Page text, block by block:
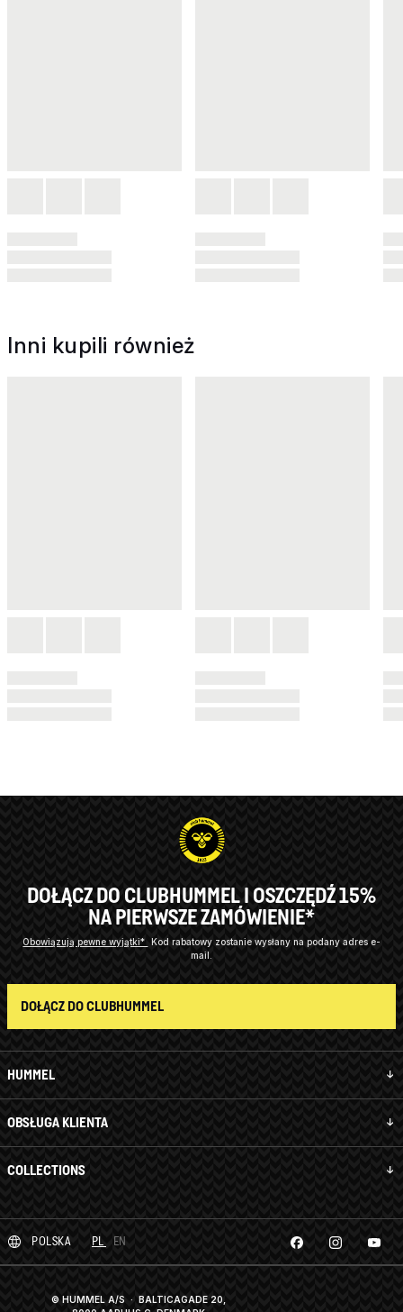
Inni kupili również
HUMMEL
OBSŁUGA KLIENTA
COLLECTIONS
DOŁĄCZ DO CLUBHUMMEL I OSZCZĘDŹ 15%
NA PIERWSZE ZAMÓWIENIE*
Obowiązują pewne wyjątki* Kod rabatowy zostanie wysłany na podany adres e-
mail.
DOŁĄCZ DO CLUBHUMMEL
POLSKA PL EN
© HUMMEL A/S · BALTICAGADE 20,